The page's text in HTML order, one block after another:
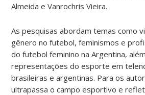
Almeida e Vanrochris Vieira.
As pesquisas abordam temas como
gênero no futebol, feminismos e
do futebol feminino na Argentina,
representações do esporte em
brasileiras e argentinas. Para os
ultrapassa o campo esportivo e